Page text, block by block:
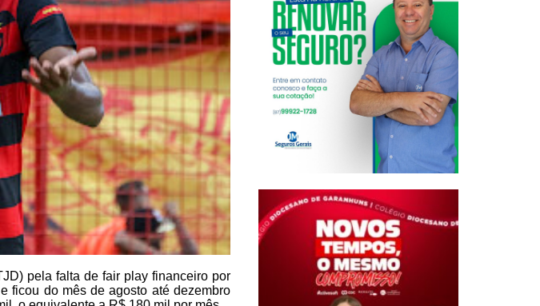
pela falta de fair play financeiro por
ficou do mês de agosto até dezembro